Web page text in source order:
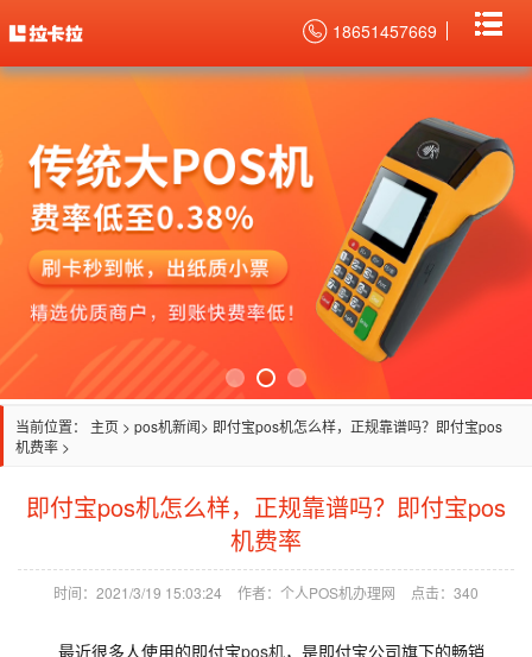
18651457669
当前位置： 主页 > pos机新闻> 即付宝pos机怎么样，正规靠谱吗？即付宝pos
机费率 >
即付宝pos机怎么样，正规靠谱吗？即付宝pos
机费率
时间：2021/3/19 15:03:24 作者：个人POS机办理网 点击： 340
最近很多人使用的即付宝pos机，是即付宝公司旗下的畅销